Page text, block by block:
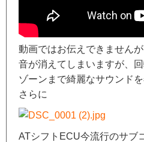
動画ではお伝えできません
音が消えてしまいますが、
ゾーンまで綺麗なサウンド
さらに
ATシフトECU今流行のサブ